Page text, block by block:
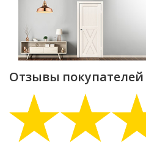
Отзывы покупателей